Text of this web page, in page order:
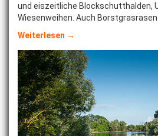
und eiszeitliche Blockschutthalden,
Wiesenweihen. Auch Borstgrasrasen
Weiterlesen →